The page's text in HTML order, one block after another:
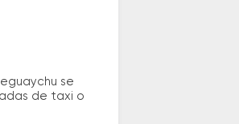
se
de taxi o